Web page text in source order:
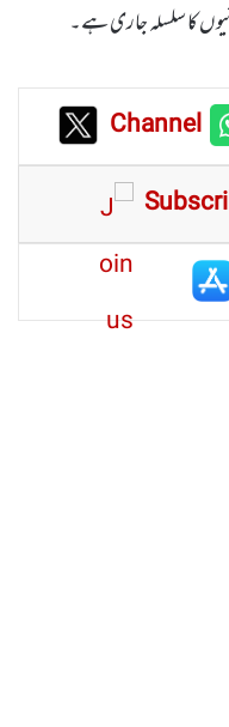
کا سلسلہ جاری ہے۔
Channel